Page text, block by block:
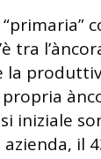
tra
la
iniziale
il